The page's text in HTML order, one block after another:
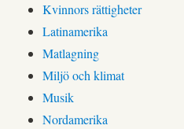
Kvinnors rättigheter
Latinamerika
Matlagning
Miljö och klimat
Musik
Nordamerika